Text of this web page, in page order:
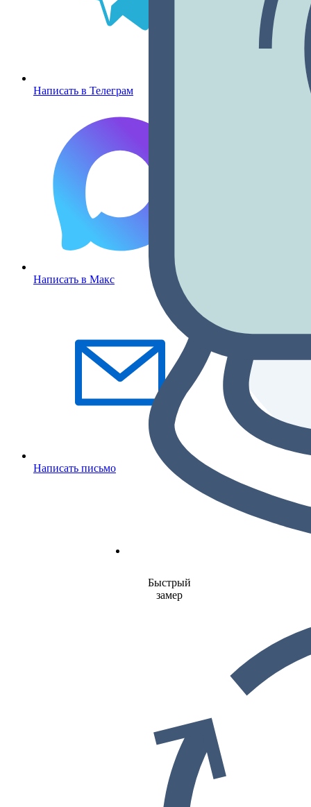
Написать в Телеграм
Написать в Макс
Написать письмо
Быстрый
замер